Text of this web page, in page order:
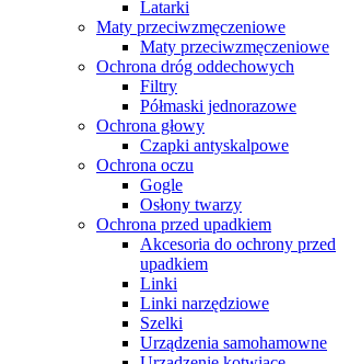
Latarki
Maty przeciwzmęczeniowe
Maty przeciwzmęczeniowe
Ochrona dróg oddechowych
Filtry
Półmaski jednorazowe
Ochrona głowy
Czapki antyskalpowe
Ochrona oczu
Gogle
Osłony twarzy
Ochrona przed upadkiem
Akcesoria do ochrony przed
upadkiem
Linki
Linki narzędziowe
Szelki
Urządzenia samohamowne